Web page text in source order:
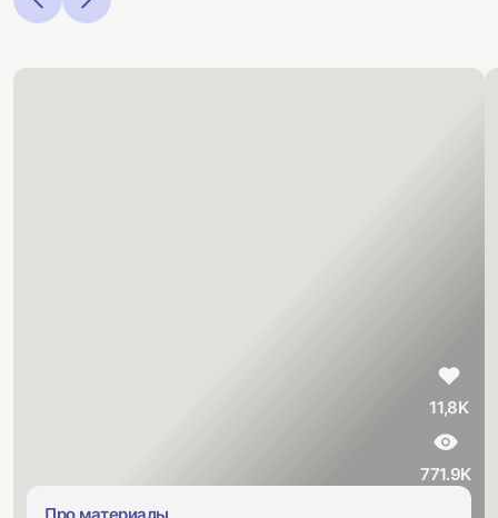
11,8K
771.9K